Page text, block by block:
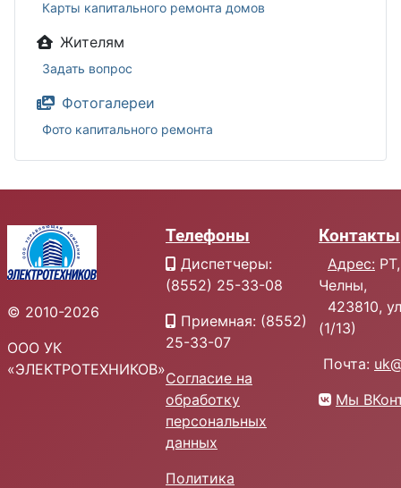
Карты капитального ремонта домов
Жителям
Задать вопрос
Фотогалереи
Фото капитального ремонта
© 2010-2026
ООО УК
«ЭЛЕКТРОТЕХНИКОВ»
Телефоны
Диспетчеры:
(8552) 25-33-08
Приемная: (8552)
25-33-07
Согласие на
обработку
персональных
данных
Политика
Контакты
Адрес:
Челны,
423810,
(1/13)
Почта:
Мы